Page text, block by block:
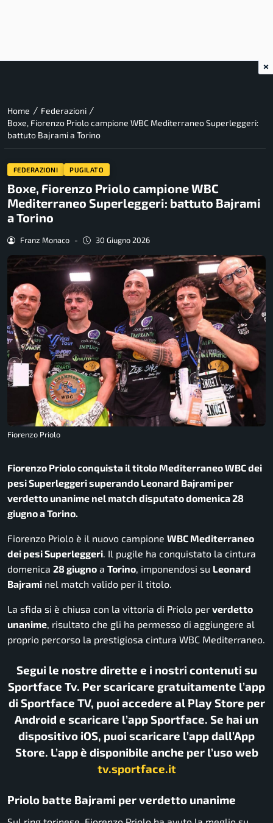
Home / Federazioni /
Boxe, Fiorenzo Priolo campione WBC Mediterraneo Superleggeri:
battuto Bajrami a Torino
FEDERAZIONI PUGILATO
Boxe, Fiorenzo Priolo campione WBC
Mediterraneo Superleggeri: battuto Bajrami
a Torino
Franz Monaco - 30 Giugno 2026
Fiorenzo Priolo
Fiorenzo Priolo conquista il titolo Mediterraneo WBC dei
pesi Superleggeri superando Leonard Bajrami per
verdetto unanime nel match disputato domenica 28
giugno a Torino.
Fiorenzo Priolo è il nuovo campione WBC Mediterraneo
dei pesi Superleggeri. Il pugile ha conquistato la cintura
domenica 28 giugno a Torino, imponendosi su Leonard
Bajrami nel match valido per il titolo.
La sfida si è chiusa con la vittoria di Priolo per verdetto
unanime, risultato che gli ha permesso di aggiungere al
proprio percorso la prestigiosa cintura WBC Mediterraneo.
Segui le nostre dirette e i nostri contenuti su
Sportface Tv. Per scaricare gratuitamente l’app
di Sportface TV, puoi accedere al Play Store per
Android e scaricare l’app Sportface. Se hai un
dispositivo iOS, puoi scaricare l’app dall’App
Store. L’app è disponibile anche per l’uso web
tv.sportface.it
Priolo batte Bajrami per verdetto unanime
×